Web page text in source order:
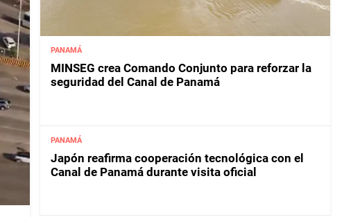
PANAMÁ
MINSEG crea Comando Conjunto para reforzar la
seguridad del Canal de Panamá
PANAMÁ
Japón reafirma cooperación tecnológica con el
Canal de Panamá durante visita oficial